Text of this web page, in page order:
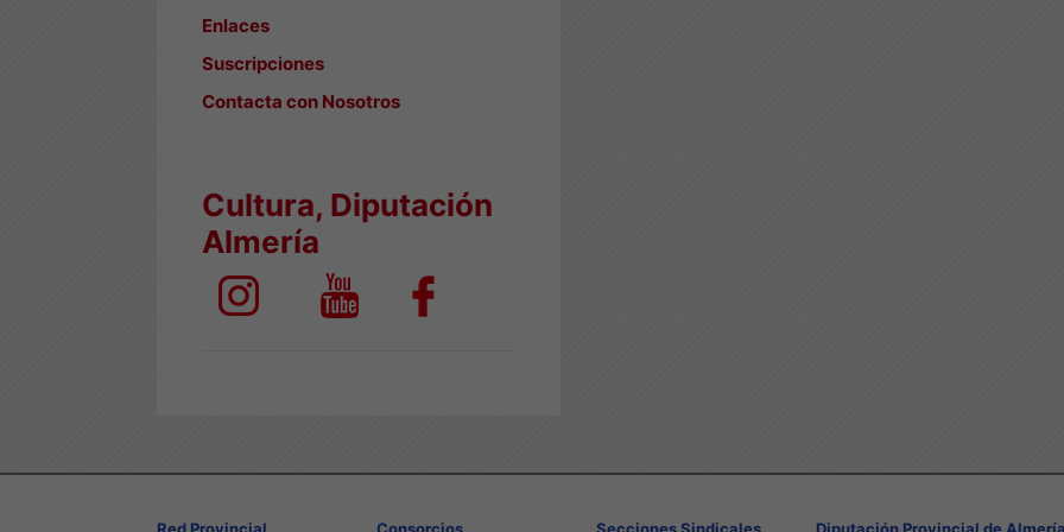
Enlaces
Suscripciones
Contacta con Nosotros
Cultura, Diputación
Almería